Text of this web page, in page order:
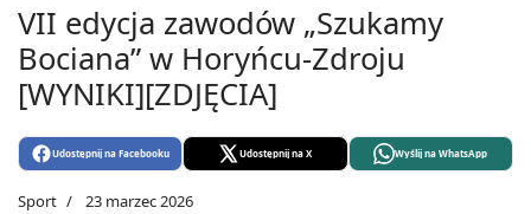
VII edycja zawodów „Szukamy
Bociana” w Horyńcu-Zdroju
[WYNIKI][ZDJĘCIA]
Udostępnij na Facebooku Udostępnij na X Wyślij na WhatsApp
Sport 23 marzec 2026